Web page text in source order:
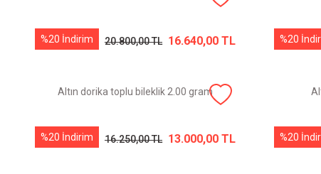
%20 İndirim 20.800,00 TL 16.640,00 TL %20
Altın dorika toplu bileklik 2.00 gram
%20 İndirim 16.250,00 TL 13.000,00 TL %20